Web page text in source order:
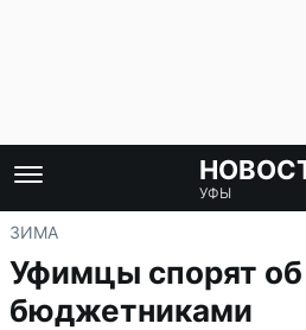
УФЫ
ЗИМА
Уфимцы спорят об
бюджетниками